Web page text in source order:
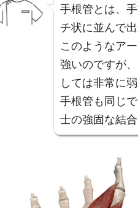
手根管とは、
チ状に並んで
このようなア
強いのですが
しては非常に
手根管も同じ
士の強固な結